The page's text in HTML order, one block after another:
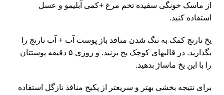
از ماسک خونگی سفیده تخم مرغ +کمی آبلیمو و عسل
استفاده کنید.
یخ نارنج کمک به تنگ شدن منافد باز پوست آب + آب نارنج را
بگذارید. در قالبهای کوچک یخ بزنید. و روزی ۵ دقیقه پوستتان
را با این یخ ماساژ بدهید.
برای نتیجه بخشی بهتر و سریعتر از پکیج منافذ نازگل استفاده